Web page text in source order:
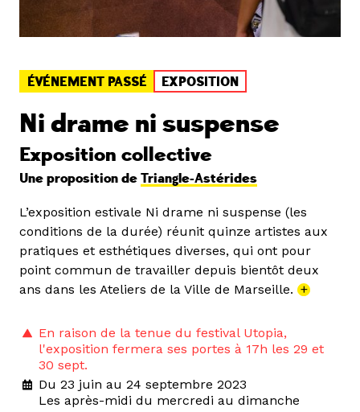
ÉVÉNEMENT PASSÉ EXPOSITION
Ni drame ni suspense
Exposition collective
Une proposition de Triangle-Astérides
L’exposition estivale Ni drame ni suspense (les
conditions de la durée) réunit quinze artistes aux
pratiques et esthétiques diverses, qui ont pour
point commun de travailler depuis bientôt deux
ans dans les Ateliers de la Ville de Marseille. +
En raison de la tenue du festival Utopia,
l'exposition fermera ses portes à 17h les 29 et
30 sept.
Du 23 juin au 24 septembre 2023
Les après-midi du mercredi au dimanche